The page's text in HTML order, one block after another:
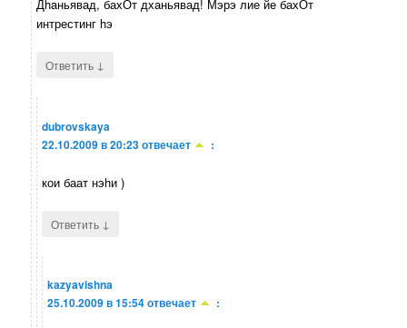
Дhaньявад, бахОт дханьявад! Мэрэ лие йе бахОт
интрестинг hэ
Ответить ↓
dubrovskaya
22.10.2009 в 20:23отвечает :
кои баат нэhи )
Ответить ↓
kazyavishna
25.10.2009 в 15:54отвечает :